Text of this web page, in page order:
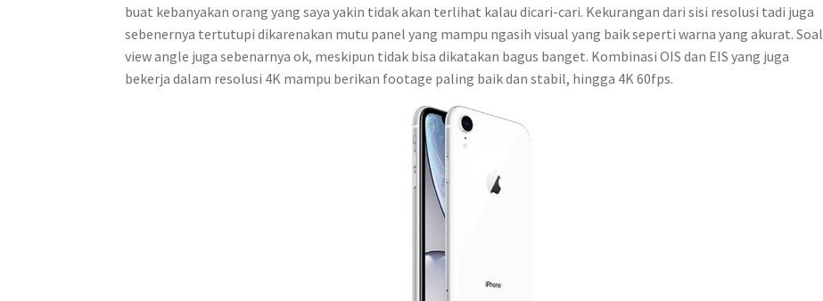
buat kebanyakan orang yang saya yakin tidak akan terlihat kalau dicari-cari. Kekurangan dari sisi resolusi tadi juga
sebenernya tertutupi dikarenakan mutu panel yang mampu ngasih visual yang baik seperti warna yang akurat. Soal
view angle juga sebenarnya ok, meskipun tidak bisa dikatakan bagus banget. Kombinasi OIS dan EIS yang juga
bekerja dalam resolusi 4K mampu berikan footage paling baik dan stabil, hingga 4K 60fps.